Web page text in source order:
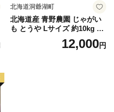
北海道洞爺湖町
北海道産 青野農園 じゃがい
も とうや Lサイズ 約10kg 20
26年10月初旬～12月下旬頃お
届け 先行予約 北海道 ジャガ
12,000円